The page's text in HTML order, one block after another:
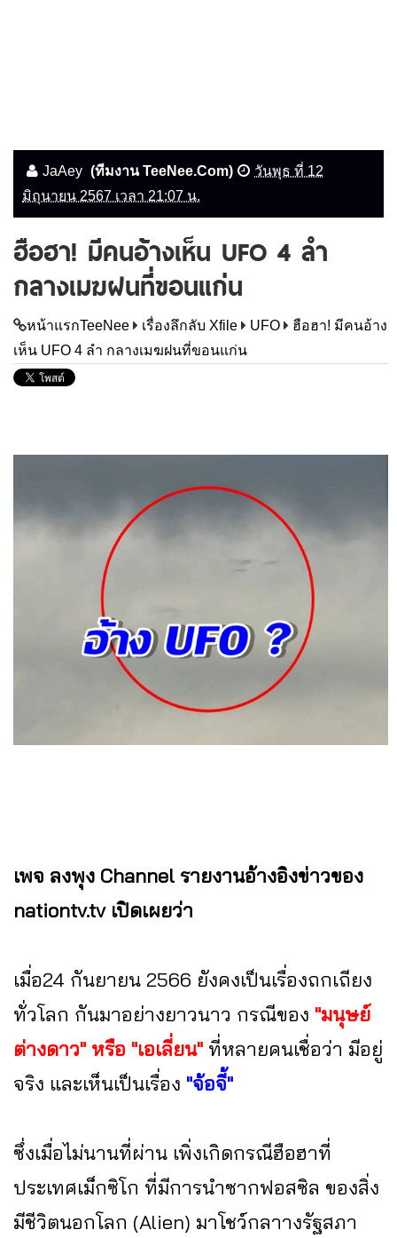
JaAey (ทีมงาน TeeNee.Com)
วันพุธ ที่ 12
มิถุนายน 2567 เวลา 21:07 น.
ฮือฮา! มีคนอ้างเห็น UFO 4 ลำ
กลางเมฆฝนที่ขอนแก่น
หน้าแรกTeeNee เรื่องลึกลับ Xfile UFO
ฮือฮา! มีคนอ้าง
เห็น UFO 4 ลำ กลางเมฆฝนที่ขอนแก่น
เพจ ลงพุง Channel รายงานอ้างอิงข่าวของ
nationtv.tv เปิดเผยว่า
เมื่อ24 กันยายน 2566 ยังคงเป็นเรื่องถกเถียง
ทั่วโลก กันมาอย่างยาวนาว กรณีของ "มนุษย์
ต่างดาว" หรือ "เอเลี่ยน" ที่หลายคนเชื่อว่า มีอยู่
จริง และเห็นเป็นเรื่อง "จ้อจี้"
ซึ่งเมื่อไม่นานที่ผ่าน เพิ่งเกิดกรณีฮือฮาที่
ประเทศเม็กซิโก ที่มีการนำซากฟอสซิล ของสิ่ง
มีชีวิตนอกโลก (Alien) มาโชว์กลาางรัฐสภา